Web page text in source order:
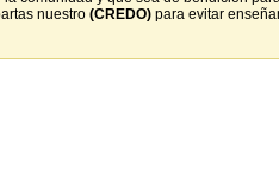
nuestro (CREDO) para evitar